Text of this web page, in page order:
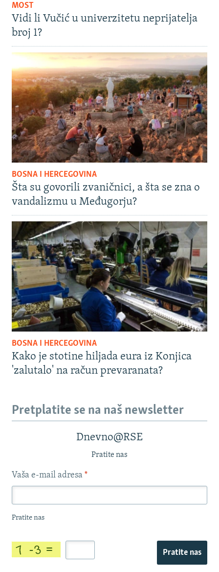
MOST
Vidi li Vučić u univerzitetu neprijatelja
broj 1?
BOSNA I HERCEGOVINA
Šta su govorili zvaničnici, a šta se zna o
vandalizmu u Međugorju?
BOSNA I HERCEGOVINA
Kako je stotine hiljada eura iz Konjica
'zalutalo' na račun prevaranata?
Pretplatite se na naš newsletter
Dnevno@RSE
Pratite nas
Vaša e-mail adresa *
Pratite nas
Pratite nas